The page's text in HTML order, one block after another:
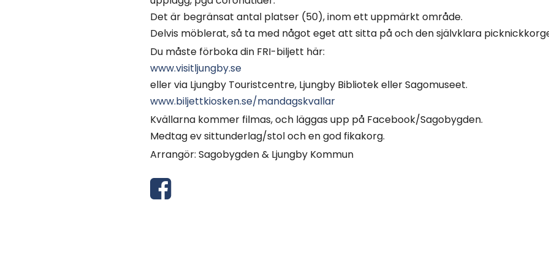
Det är begränsat antal platser (50), inom ett uppmärkt område.
Delvis möblerat, så ta med något eget att sitta på och den självklara
Du måste förboka din FRI-biljett här:
www.visitljungby.se
eller via Ljungby Touristcentre, Ljungby Bibliotek eller Sagomuseet.
www.biljettkiosken.se/mandagskvallar
Kvällarna kommer filmas, och läggas upp på Facebook/Sagobygden.
Medtag ev sittunderlag/stol och en god fikakorg.
Arrangör: Sagobygden & Ljungby Kommun
D